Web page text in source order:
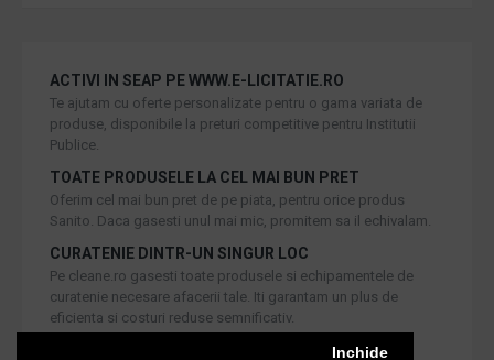
Inchide
ACTIVI IN SEAP PE WWW.E-LICITATIE.RO
Te ajutam cu oferte personalizate pentru o gama variata de
produse, disponibile la preturi competitive pentru Institutii
Publice.
TOATE PRODUSELE LA CEL MAI BUN PRET
Oferim cel mai bun pret de pe piata, pentru orice produs
Sanito. Daca gasesti unul mai mic, promitem sa il echivalam.
CURATENIE DINTR-UN SINGUR LOC
Pe cleane.ro gasesti toate produsele si echipamentele de
curatenie necesare afacerii tale. Iti garantam un plus de
eficienta si costuri reduse semnificativ.